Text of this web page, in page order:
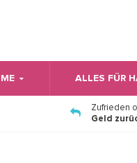
ALLES FÜR
Zufrieden
Geld